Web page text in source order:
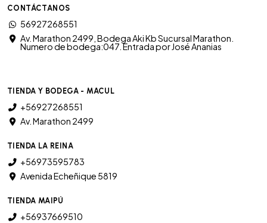
CONTÁCTANOS
56927268551
Av. Marathon 2499, Bodega Aki Kb Sucursal Marathon.
Numero de bodega:047. Entrada por José Ananias
TIENDA Y BODEGA - MACUL
+56927268551
Av. Marathon 2499
TIENDA LA REINA
+56973595783
Avenida Echeñique 5819
TIENDA MAIPÚ
+56937669510